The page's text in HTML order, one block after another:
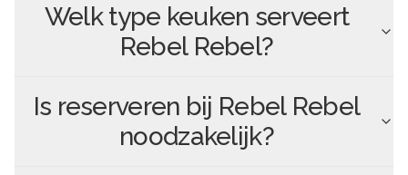
Welk type keuken serveert
Rebel Rebel?
Is reserveren bij Rebel Rebel
noodzakelijk?